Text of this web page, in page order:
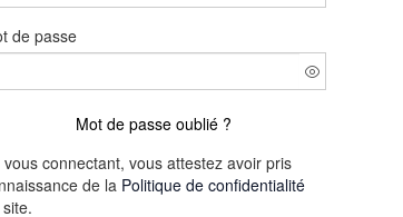
de passe
Mot de passe oublié ?
vous connectant, vous attestez avoir pris
de la Politique de confidentialité